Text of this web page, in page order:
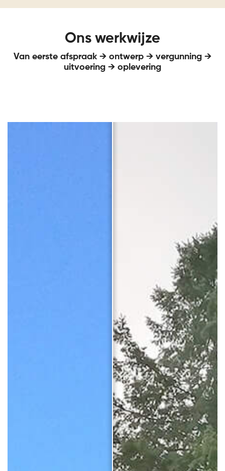
Ons werkwijze
Van eerste afspraak → ontwerp → vergunning →
uitvoering → oplevering